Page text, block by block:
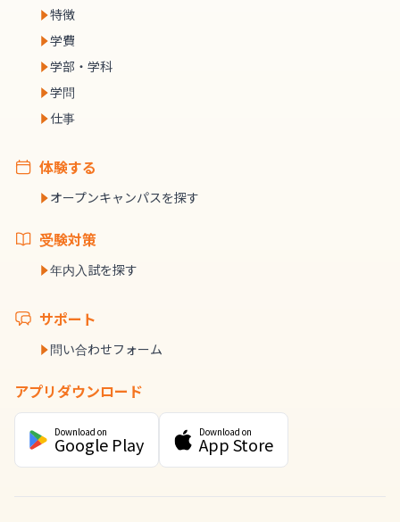
特徴
学費
学部・学科
学問
仕事
体験する
オープンキャンパスを探す
受験対策
年内入試を探す
サポート
問い合わせフォーム
アプリダウンロード
Download on
Google Play
Download on
App Store